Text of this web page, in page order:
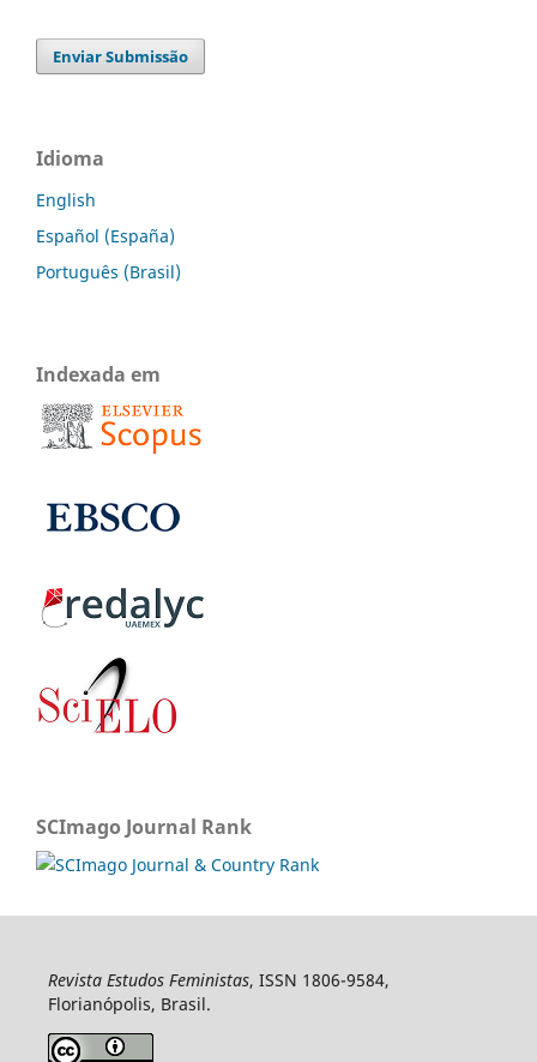
Enviar Submissão
Idioma
English
Español (España)
Português (Brasil)
Indexada em
SCImago Journal Rank
Revista Estudos Feministas, ISSN 1806-9584,
Florianópolis, Brasil.